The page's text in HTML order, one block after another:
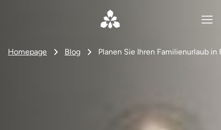
Homepage Blog Planen Sie Ihren Familienurlaub